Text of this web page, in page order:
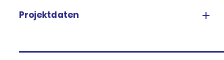
Projektdaten